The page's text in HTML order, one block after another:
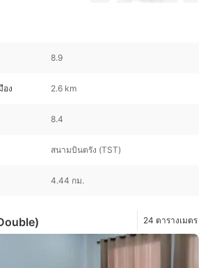
8.9
อง 2.6 km
8.4
สนามบินตรัง (TST)
4.44 กม.
24 ตารางเมตร